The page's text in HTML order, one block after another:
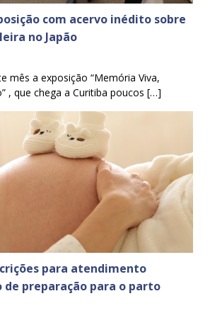
com acervo inédito sobre
no Japão
mês a exposição “Memória Viva,
, que chega a Curitiba poucos […]
para atendimento
preparação para o parto